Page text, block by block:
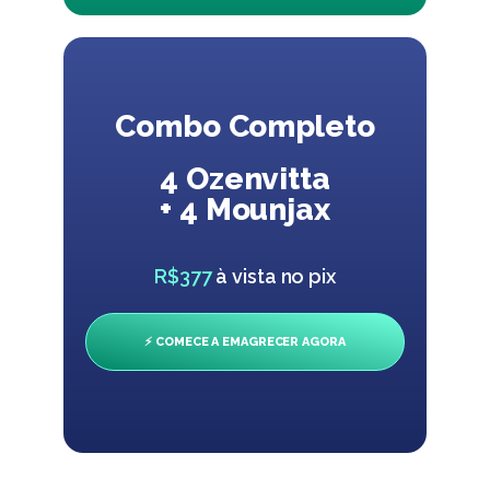
Combo Completo
4 Ozenvitta
+ 4 Mounjax
R$377à vista no pix
⚡ COMECE A EMAGRECER AGORA